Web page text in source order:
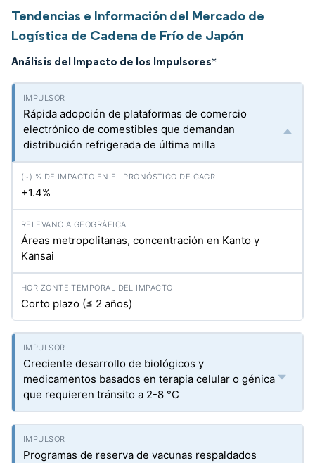
Tendencias e Información del Mercado de
Logística de Cadena de Frío de Japón
Análisis del Impacto de los Impulsores*
Rápida adopción de plataformas de comercio
electrónico de comestibles que demandan
distribución refrigerada de última milla
+1.4%
Áreas metropolitanas, concentración en Kanto y
Kansai
Corto plazo (≤ 2 años)
Creciente desarrollo de biológicos y
medicamentos basados en terapia celular o génica
que requieren tránsito a 2-8 °C
Programas de reserva de vacunas respaldados